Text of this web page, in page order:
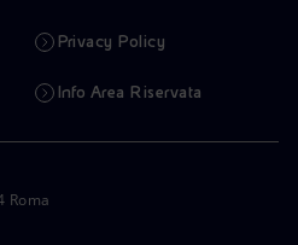
Privacy Policy
Info Area Riservata
Roma